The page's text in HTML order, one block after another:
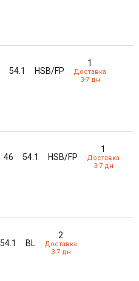
54.1 HSB/FP
1
Доставка
3-7 дн
46 54.1 HSB/FP
1
Доставка
3-7 дн
54.1 BL
2
Доставка
3-7 дн